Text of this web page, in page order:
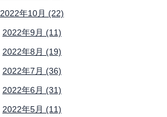
2022年10月 (22)
2022年9月 (11)
2022年8月 (19)
2022年7月 (36)
2022年6月 (31)
2022年5月 (11)